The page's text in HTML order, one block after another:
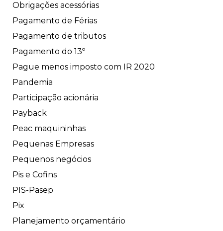
Obrigações acessórias
Pagamento de Férias
Pagamento de tributos
Pagamento do 13º
Pague menos imposto com IR 2020
Pandemia
Participação acionária
Payback
Peac maquininhas
Pequenas Empresas
Pequenos negócios
Pis e Cofins
PIS-Pasep
Pix
Planejamento orçamentário